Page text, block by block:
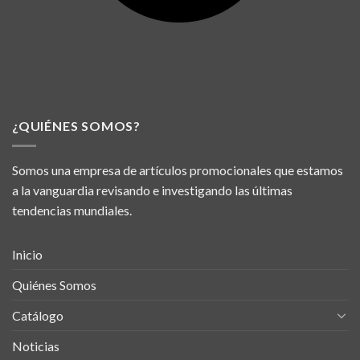
¿QUIÉNES SOMOS?
Somos una empresa de artículos promocionales que estamos
a la vanguardia revisando e investigando las últimas
tendencias mundiales.
Inicio
Quiénes Somos
Catálogo
Noticias